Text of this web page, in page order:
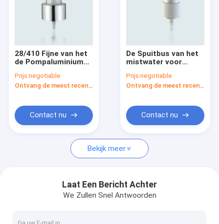
Ongeveer ons
Fabrieksreis
Kwaliteitscontrole
Verzoek om een Citaat
Company News
Lege Lippenstift
Kunststof cosmetische potten
parfum pomp sproeier
28/410 Fijne van het
de Pompaluminium
de Schroefhoogte
4.2mm JY601-08H
Prijs:negotiable
Contact nu
De Spuitbus van het
mistwater voor
18mm&20mm&24mm
JY601-11
Prijs:negotiable
Contact nu
Bekijk meer
Laat Een Bericht Achter
We Zullen Snel Antwoorden